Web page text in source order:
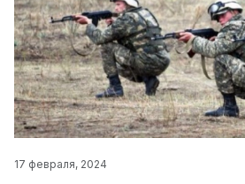
17 февраля, 2024